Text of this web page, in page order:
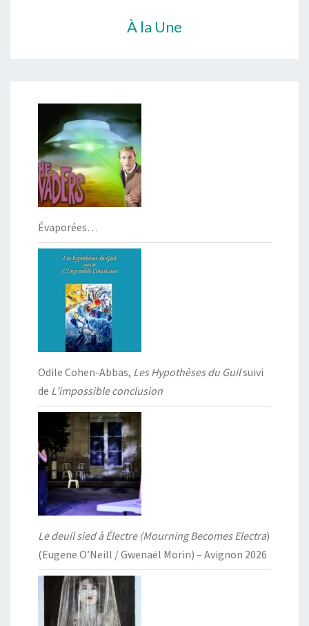
À la Une
Évaporées…
Odile Cohen-Abbas, Les Hypothèses du Guilsuivi
de L’impossible conclusion
Le deuil sied à Électre (Mourning Becomes Electra)
(Eugene O’Neill / Gwenaël Morin) – Avignon 2026